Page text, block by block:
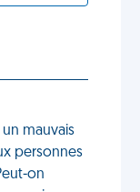
mauvais
personnes
on